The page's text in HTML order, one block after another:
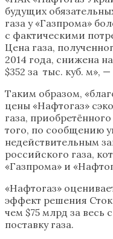
будущих
газа у «Газпрома»
с фактическими
Цена газа,
2014 года, снижена
$352 за тыс. куб. м»,
Таким образом,
цены «Нафтогаз»
газа,
того, по сообщению
недействительным
российского газа,
«Газпрома» и
«Нафтогаз»
эффект решения
чем $75 млрд за весь
поставку газа.